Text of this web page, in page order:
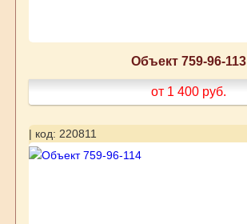
Объект 759-96-113
от 1 400 руб.
| код: 220811